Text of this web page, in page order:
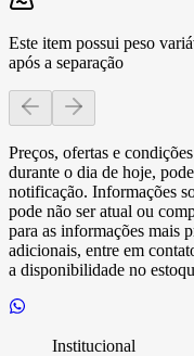
Este item possui peso
após a separação
Preços, ofertas e
durante o dia de hoje,
notificação. Informações
pode não ser atual ou
para as informações mais
adicionais, entre em
a disponibilidade no
Institucional